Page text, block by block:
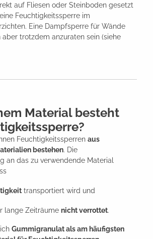
auf Fliesen oder Steinboden gesetzt
Feuchtigkeitssperre im
Eine Dampfsperre für Wände
aber trotzdem anzuraten sein (siehe
Material besteht
Feuchtigkeitssperren aus
bestehen. Die
an das zu verwendende Material
transportiert wird und
lange Zeiträume nicht verrottet.
Gummigranulat als am häufigsten